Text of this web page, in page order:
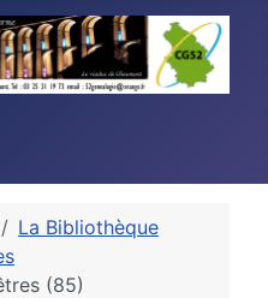
La Bibliothèque
(85)